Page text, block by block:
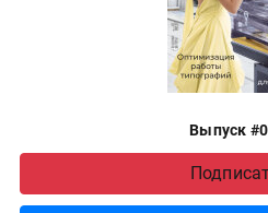
Выпуск